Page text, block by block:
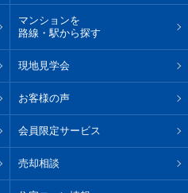
マンションを
路線・駅から探す
現地見学会
お客様の声
会員限定サービス
売却相談